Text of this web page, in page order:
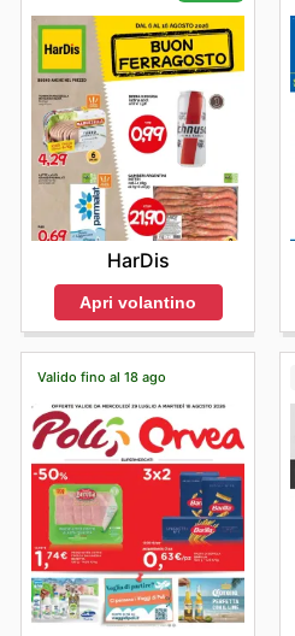
HarDis
Apri volantino
Valido fino al 18 ago